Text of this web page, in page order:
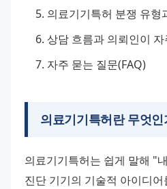
의료기기특허 분쟁 유형
상담 흐름과 의뢰인이
자주 묻는 질문(FAQ)
의료기기특허란 무엇인
의료기기특허는 쉽게 말해 "
진단 기기의 기술적 아이디